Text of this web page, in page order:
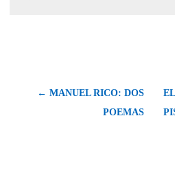
← MANUEL RICO: DOS
POEMAS